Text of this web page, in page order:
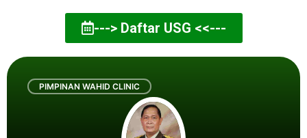
---> Daftar USG <<---
PIMPINAN WAHID CLINIC